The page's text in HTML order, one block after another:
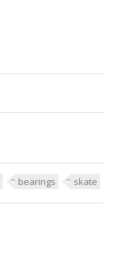
bearings skate